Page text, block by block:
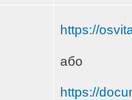
https://
або
https://